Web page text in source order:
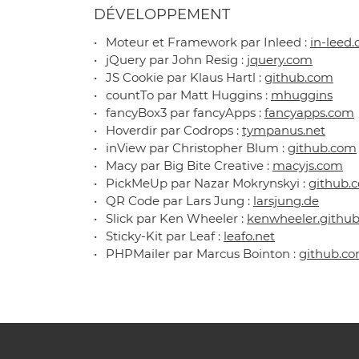
DÉVELOPPEMENT
Moteur et Framework par Inleed : in-
jQuery par John Resig : jquery.com
JS Cookie par Klaus Hartl : github.com
countTo par Matt Huggins : mhuggins
fancyBox3 par fancyApps : fancyapps.com
Hoverdir par Codrops : tympanus.net
inView par Christopher Blum : github.com
Macy par Big Bite Creative : macyjs.com
PickMeUp par Nazar Mokrynskyi :
QR Code par Lars Jung : larsjung.de
Slick par Ken Wheeler :
Sticky-Kit par Leaf : leafo.net
PHPMailer par Marcus Bointon :